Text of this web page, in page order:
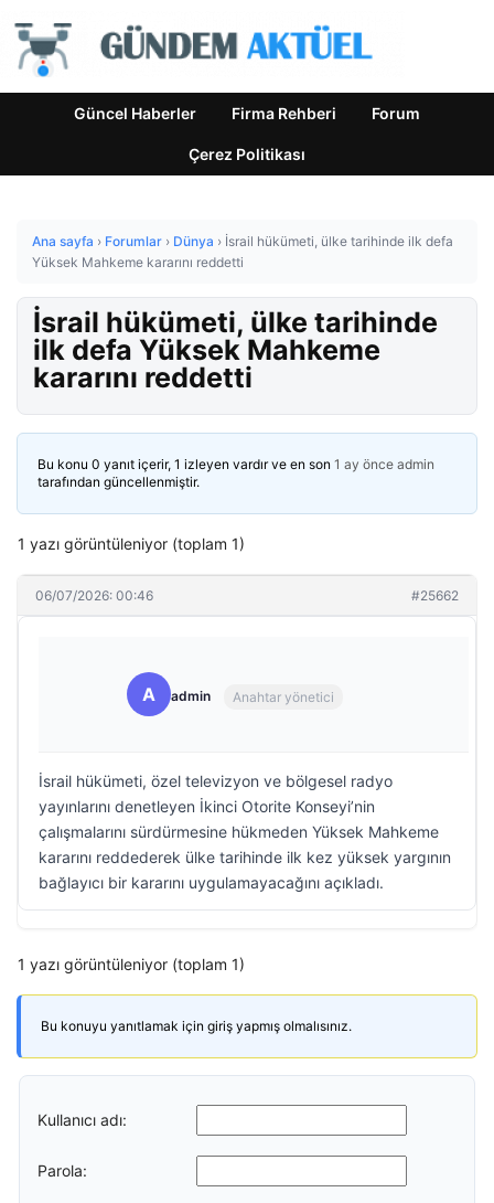
Güncel Haberler Firma Rehberi Forum
Çerez Politikası
Ana sayfa › Forumlar › Dünya › İsrail hükümeti, ülke tarihinde ilk defa
Yüksek Mahkeme kararını reddetti
İsrail hükümeti, ülke tarihinde
ilk defa Yüksek Mahkeme
kararını reddetti
Bu konu 0 yanıt içerir, 1 izleyen vardır ve en son 1 ay önce admin
tarafından güncellenmiştir.
1 yazı görüntüleniyor (toplam 1)
06/07/2026: 00:46 #25662
A admin Anahtar yönetici
İsrail hükümeti, özel televizyon ve bölgesel radyo
yayınlarını denetleyen İkinci Otorite Konseyi’nin
çalışmalarını sürdürmesine hükmeden Yüksek Mahkeme
kararını reddederek ülke tarihinde ilk kez yüksek yargının
bağlayıcı bir kararını uygulamayacağını açıkladı.
1 yazı görüntüleniyor (toplam 1)
Bu konuyu yanıtlamak için giriş yapmış olmalısınız.
Kullanıcı adı:
Parola: